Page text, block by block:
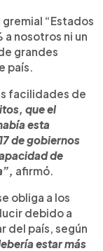
“Estados
a nosotros ni un
grandes
país.
facilidades de
que el
esta
de gobiernos
de
afirmó.
obliga a los
debido a
del país, según
estar más